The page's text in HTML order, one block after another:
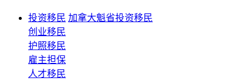
投资移民 加拿大魁省投资移民
创业移民
护照移民
雇主担保
人才移民